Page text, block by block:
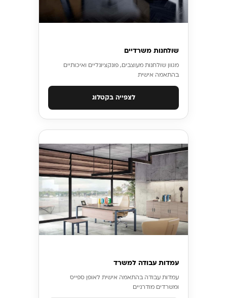
שולחנות משרדיים
מגוון שולחנות מעוצבים, פונקציונליים ואיכותיים
בהתאמה אישית
לצפייה בקטלוג
עמדות עבודה למשרד
עמדות עבודה בהתאמה אישית לאופן ספייס
ומשרדים מודרניים